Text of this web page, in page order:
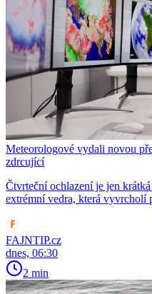
Meteorologové vydali novou
zdrcující
Čtvrteční ochlazení je jen
extrémní vedra, která vyvrcholí
FAJNTIP.cz
dnes, 06:30
2 min